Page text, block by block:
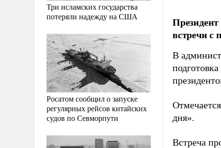
Три исламских государства
потеряли надежду на США
Росатом сообщил о запуске
регулярных рейсов китайских
судов по Севморпути
встречи с
В
дня».
Встреча